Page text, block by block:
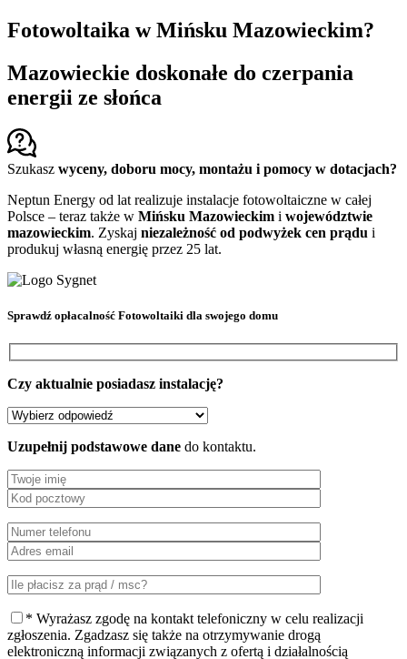
Fotowoltaika w Mińsku Mazowieckim?
Mazowieckie doskonałe do czerpania
energii ze słońca
Szukasz wyceny, doboru mocy, montażu i pomocy w dotacjach?
Neptun Energy od lat realizuje instalacje fotowoltaiczne w całej
Polsce – teraz także w Mińsku Mazowieckim i województwie
mazowieckim. Zyskaj niezależność od podwyżek cen prądu i
produkuj własną energię przez 25 lat.
Sprawdź opłacalność Fotowoltaiki dla swojego domu
Czy aktualnie posiadasz instalację?
Uzupełnij podstawowe dane do kontaktu.
* Wyrażasz zgodę na kontakt telefoniczny w celu realizacji
zgłoszenia. Zgadzasz się także na otrzymywanie drogą
elektroniczną informacji związanych z ofertą i działalnością